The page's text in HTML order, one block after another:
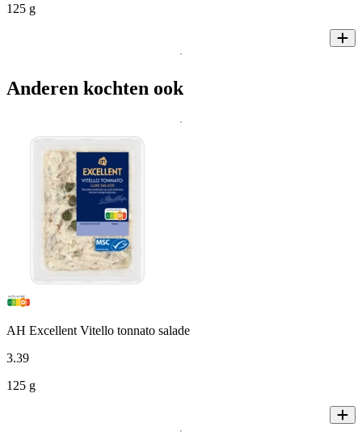
125 g
Anderen kochten ook
AH Excellent Vitello tonnato salade
3.39
125 g